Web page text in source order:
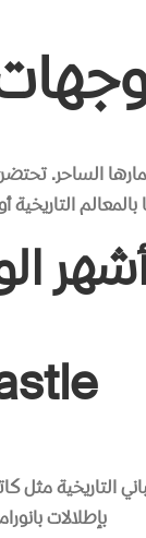
الساحر.
التاريخية
بإطلالات